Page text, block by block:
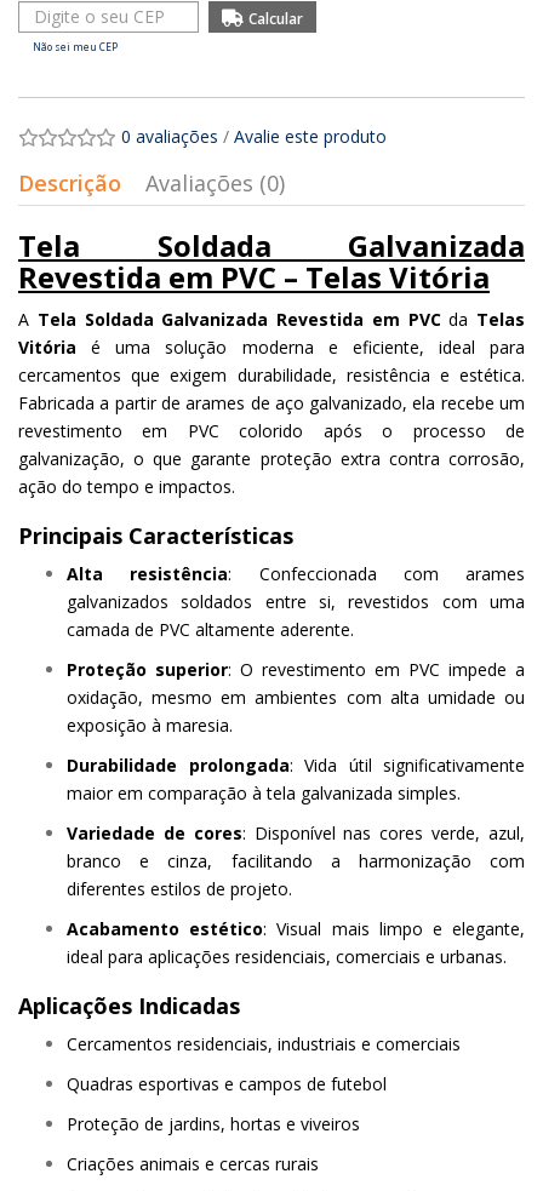
Não sei meu CEP
0 avaliações / Avalie este produto
Descrição Avaliações (0)
Tela Soldada Galvanizada
Revestida em PVC – Telas Vitória
A Tela Soldada Galvanizada Revestida em PVCda Telas
Vitória é uma solução moderna e eficiente, ideal para
cercamentos que exigem durabilidade, resistência e estética.
Fabricada a partir de arames de aço galvanizado, ela recebe um
revestimento em PVC colorido após o processo de
galvanização, o que garante proteção extra contra corrosão,
ação do tempo e impactos.
Principais Características
Alta resistência: Confeccionada com arames
galvanizados soldados entre si, revestidos com uma
camada de PVC altamente aderente.
Proteção superior: O revestimento em PVC impede a
oxidação, mesmo em ambientes com alta umidade ou
exposição à maresia.
Durabilidade prolongada: Vida útil significativamente
maior em comparação à tela galvanizada simples.
Variedade de cores: Disponível nas cores verde, azul,
branco e cinza, facilitando a harmonização com
diferentes estilos de projeto.
Acabamento estético: Visual mais limpo e elegante,
ideal para aplicações residenciais, comerciais e urbanas.
Aplicações Indicadas
Cercamentos residenciais, industriais e comerciais
Quadras esportivas e campos de futebol
Proteção de jardins, hortas e viveiros
Criações animais e cercas rurais